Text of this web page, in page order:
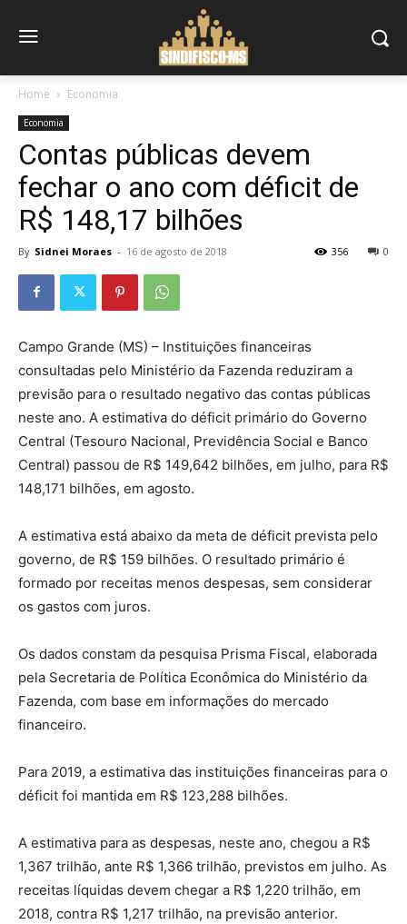
Home Economia
Economia
Contas públicas devem
fechar o ano com déficit de
R$ 148,17 bilhões
By Sidnei Moraes - 16 de agosto de 2018 0
356
Campo Grande (MS) – Instituições financeiras
consultadas pelo Ministério da Fazenda reduziram a
previsão para o resultado negativo das contas públicas
neste ano. A estimativa do déficit primário do Governo
Central (Tesouro Nacional, Previdência Social e Banco
Central) passou de R$ 149,642 bilhões, em julho, para R$
148,171 bilhões, em agosto.
A estimativa está abaixo da meta de déficit prevista pelo
governo, de R$ 159 bilhões. O resultado primário é
formado por receitas menos despesas, sem considerar
os gastos com juros.
Os dados constam da pesquisa Prisma Fiscal, elaborada
pela Secretaria de Política Econômica do Ministério da
Fazenda, com base em informações do mercado
financeiro.
Para 2019, a estimativa das instituições financeiras para o
déficit foi mantida em R$ 123,288 bilhões.
A estimativa para as despesas, neste ano, chegou a R$
1,367 trilhão, ante R$ 1,366 trilhão, previstos em julho. As
receitas líquidas devem chegar a R$ 1,220 trilhão, em
2018, contra R$ 1,217 trilhão, na previsão anterior.